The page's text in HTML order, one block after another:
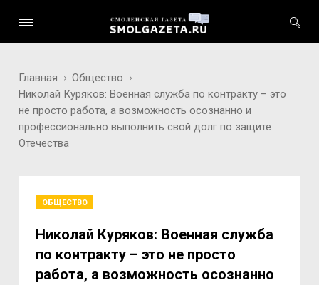
Главная
Общество
Николай Куряков: Военная служба по контракту – это
не просто работа, а возможность осознанно и
профессионально выполнить свой долг по защите
Отечества
ОБЩЕСТВО
Николай Куряков: Военная служба
по контракту – это не просто
работа, а возможность осознанно